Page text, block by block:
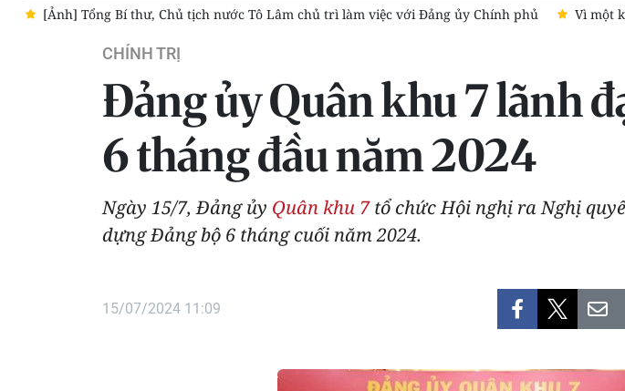
Tô Lâm chủ trì làm việc với Đảng ủy Chính phủ Vì một không gian mạng nhân văn cho mỗi
CHÍNH TRỊ
Đảng ủy Quân khu 7 lãnh
6 tháng đầu năm 2024
Ngày 15/7, Đảng ủy Quân khu 7tổ chức Hội nghị ra Nghị
dựng Đảng bộ 6 tháng cuối năm 2024.
15/07/2024 11:09